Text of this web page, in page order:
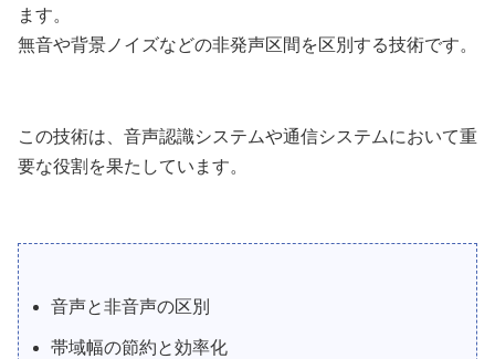
ます。
無音や背景ノイズなどの非発声区間を区別する技術です。
この技術は、音声認識システムや通信システムにおいて重
要な役割を果たしています。
音声と非音声の区別
帯域幅の節約と効率化